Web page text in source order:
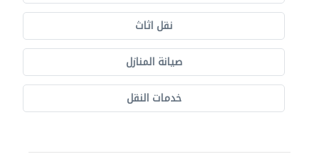
نقل اثاث
صيانة المنازل
خدمات النقل